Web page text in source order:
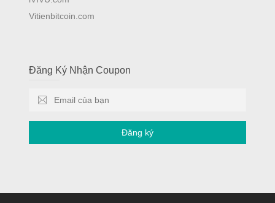
Vitienbitcoin.com
Đăng Ký Nhận Coupon
Đăng ký